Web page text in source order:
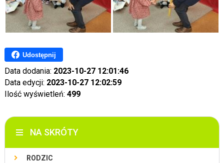
Udostępnij
Data dodania: 2023-10-27 12:01:46
Data edycji: 2023-10-27 12:02:59
Ilość wyświetleń: 499
NA SKRÓTY
RODZIC